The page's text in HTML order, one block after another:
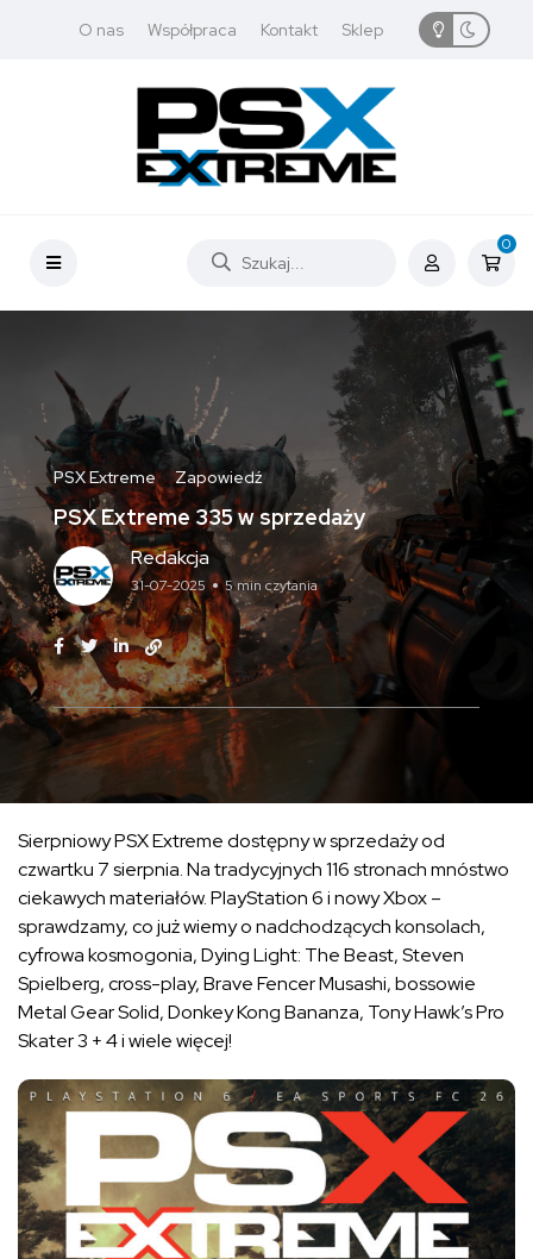
O nas Współpraca Kontakt Sklep
0
PSX Extreme Zapowiedź
PSX Extreme 335 w sprzedaży
Redakcja
31-07-2025 5 min czytania
Sierpniowy PSX Extreme dostępny w sprzedaży od
czwartku 7 sierpnia. Na tradycyjnych 116 stronach mnóstwo
ciekawych materiałów. PlayStation 6 i nowy Xbox –
sprawdzamy, co już wiemy o nadchodzących konsolach,
cyfrowa kosmogonia, Dying Light: The Beast, Steven
Spielberg, cross-play, Brave Fencer Musashi, bossowie
Metal Gear Solid, Donkey Kong Bananza, Tony Hawk’s Pro
Skater 3 + 4 i wiele więcej!